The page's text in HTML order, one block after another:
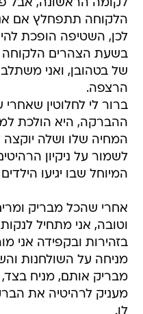
לקומה הראשונה, אבל
הלקוחה תתפחלץ אם
לכן, השטיפה הופכת
בשעת הצהרים
של בטהובן, ואני
הרצפה.
ברור לי לחלוטין
ההברקה, היא הולכת
המחיה שלו ושלה
לשמור על ניקיון
המיוחל שבו יגיעו
אחרי שהכל מבריק
וטובה, אני מתחיל
בזהירות ובקפידה אני
מניחה על השולחנות
מבריק אותם, מניח
מעניק לרהיטיה את